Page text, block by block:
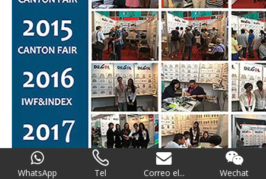
WhatsApp Tel Correo el... Wechat